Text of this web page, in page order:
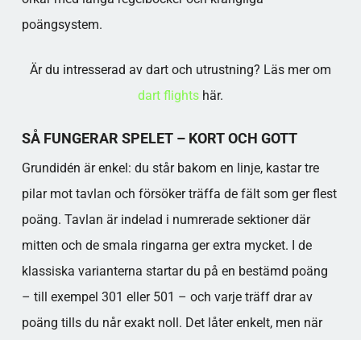
poängsystem.
Är du intresserad av dart och utrustning? Läs mer om
dart flightshär.
SÅ FUNGERAR SPELET – KORT OCH GOTT
Grundidén är enkel: du står bakom en linje, kastar tre
pilar mot tavlan och försöker träffa de fält som ger flest
poäng. Tavlan är indelad i numrerade sektioner där
mitten och de smala ringarna ger extra mycket. I de
klassiska varianterna startar du på en bestämd poäng
– till exempel 301 eller 501 – och varje träff drar av
poäng tills du når exakt noll. Det låter enkelt, men när